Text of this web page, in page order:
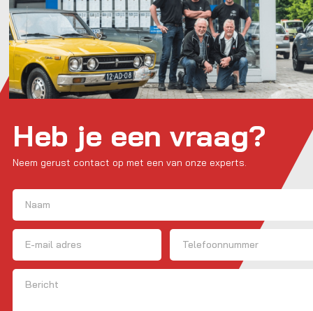
Heb je een vraag?
Neem gerust contact op met een van onze experts.
Naam
Voornaam
E-mailadres Telefoon
Bericht